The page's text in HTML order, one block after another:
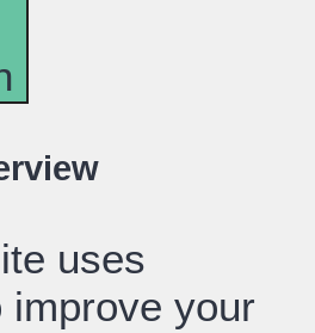
uses
improve your